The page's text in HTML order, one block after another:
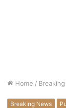
Home /
Breaking News